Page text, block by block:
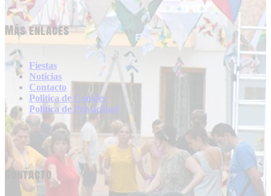
Más enlaces
Fiestas
Noticias
Contacto
Politica de Cookies
Politica de Privacidad
Contacto